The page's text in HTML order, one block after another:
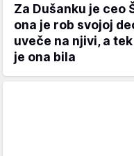
Za Dušanku je ceo
ona je rob svojoj
uveče na njivi, a
je ona bila